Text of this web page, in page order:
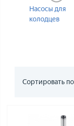
Насосы для
колодцев
Сортировать